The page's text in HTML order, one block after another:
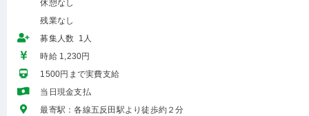
休憩なし
残業なし
募集人数 1人
時給 1,230円
1500円まで実費支給
当日現金支払
最寄駅：各線五反田駅より徒歩約２分